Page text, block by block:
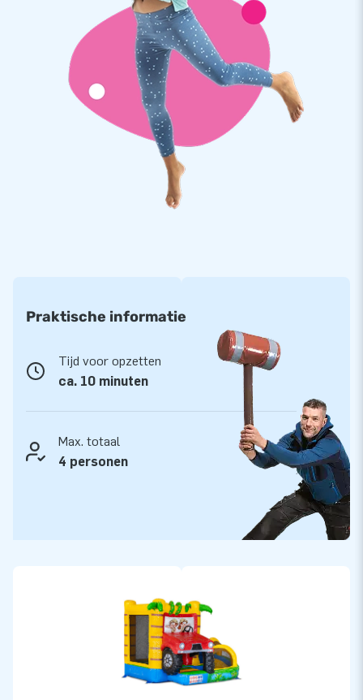
Duurzame kwaliteit en gemakkelijk onderhoud
JB springkastelen zijn gemaakt van stevig, hoogwaardig PVC,
voorzien van extra verstevigingen en meervoudig gestikte
naden voor optimale duurzaamheid. Hierdoor zijn ze bijzonder
stevig en eenvoudig schoon te houden. Dit springkasteel
wordt geleverd met uitgebreide garantie, waardoor je
jarenlang zorgeloos plezier kunt bieden.
Bestel de Mini met Slide Amazon Safari en bezorg jouw
Waarom bezorgt JB wereldwijd al jarenlang zoveel
enthousiasme? Omdat ons team van creatieve designers,
ontwikkelaars en logistiek specialisten keer op keer zorgt
voor unieke en hoogwaardige inflatables. Onze klanten
vertrouwen op onze uitstekende service, persoonlijke aanpak
Praktische informatie
Tijd voor opzetten
ca. 10 minuten
Max. totaal
4 personen